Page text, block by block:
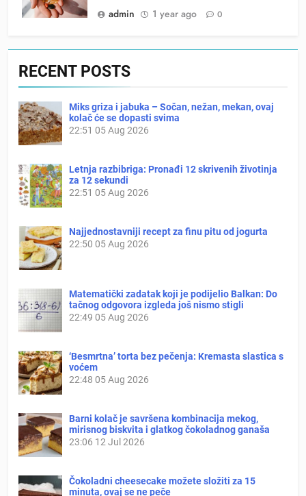
admin
1 year ago 0
RECENT POSTS
Miks griza i jabuka – Sočan, nežan, mekan, ovaj
kolač će se dopasti svima
22:51 05 Aug 2026
Letnja razbibriga: Pronađi 12 skrivenih životinja
za 12 sekundi
22:51 05 Aug 2026
Najjednostavniji recept za finu pitu od jogurta
22:50 05 Aug 2026
Matematički zadatak koji je podijelio Balkan: Do
tačnog odgovora izgleda još nismo stigli
22:49 05 Aug 2026
‘Besmrtna’ torta bez pečenja: Kremasta slastica s
voćem
22:48 05 Aug 2026
Barni kolač je savršena kombinacija mekog,
mirisnog biskvita i glatkog čokoladnog ganaša
23:06 12 Jul 2026
Čokoladni cheesecake možete složiti za 15
minuta, ovaj se ne peče